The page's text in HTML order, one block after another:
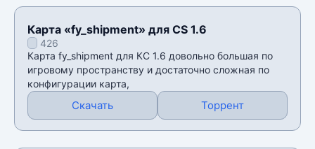
Карта «fy_shipment» для CS 1.6
426
Карта fy_shipment для КС 1.6 довольно большая по
игровому пространству и достаточно сложная по
конфигурации карта,
Скачать Торрент